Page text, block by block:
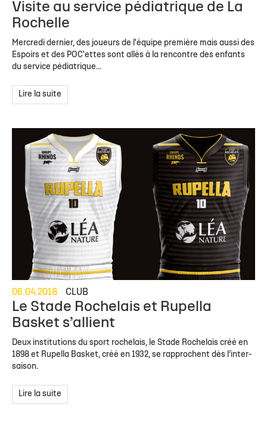
Visite au service pédiatrique de La
Rochelle
Mercredi dernier, des joueurs de l'équipe première mais aussi des
Espoirs et des POC'ettes sont allés à la rencontre des enfants
du service pédiatrique...
Lire la suite
06.04.2018 CLUB
Le Stade Rochelais et Rupella
Basket s’allient
Deux institutions du sport rochelais, le Stade Rochelais créé en
1898 et Rupella Basket, créé en 1932, se rapprochent dès l’inter-
saison.
Lire la suite